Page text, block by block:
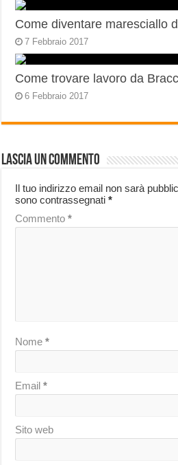
Come diventare maresciallo
7 Febbraio 2017
Come trovare lavoro da
6 Febbraio 2017
Lascia un commento
Il tuo indirizzo email non sarà
sono contrassegnati*
Commento*
Nome*
Email*
Sito web